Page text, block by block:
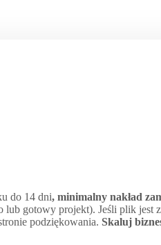
do 14 dni, minimalny nakład
lub gotowy projekt). Jeśli plik
podziękowania. Skaluj